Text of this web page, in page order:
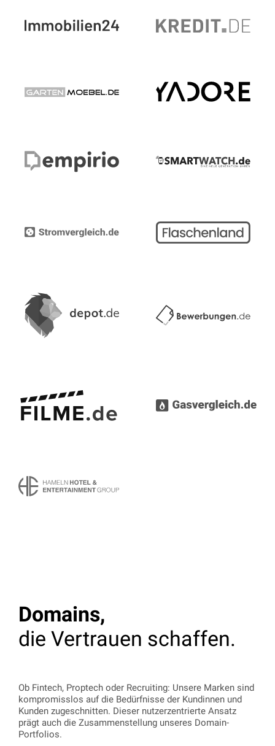
Domains,
die Vertrauen schaffen.
Ob Fintech, Proptech oder Recruiting: Unsere Marken sind
kompromisslos auf die Bedürfnisse der Kundinnen und
Kunden zugeschnitten. Dieser nutzerzentrierte Ansatz
prägt auch die Zusammenstellung unseres Domain-
Portfolios.